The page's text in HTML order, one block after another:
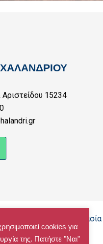
15234
Cookies -
cookies για
της. Πατήστε "Ναι"